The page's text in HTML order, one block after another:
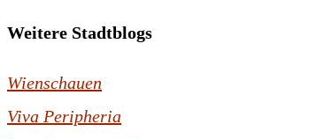
Weitere Stadtblogs
Wienschauen
Viva Peripheria